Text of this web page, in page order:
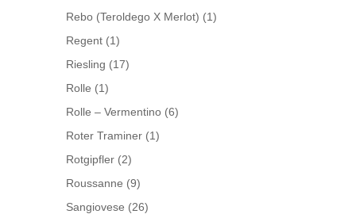
Rebo (Teroldego X Merlot) (1)
Regent (1)
Riesling (17)
Rolle (1)
Rolle – Vermentino (6)
Roter Traminer (1)
Rotgipfler (2)
Roussanne (9)
Sangiovese (26)